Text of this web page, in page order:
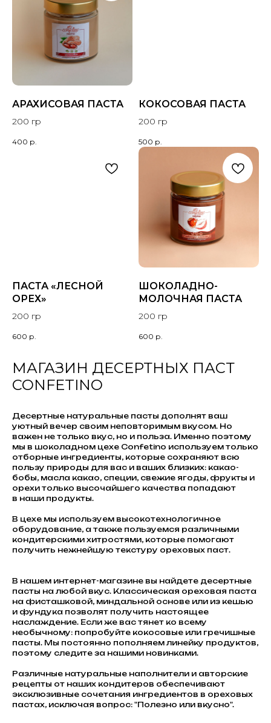
АРАХИСОВАЯ ПАСТА
200 гр
400 р.
КОКОСОВАЯ ПАСТА
200 гр
500 р.
ПАСТА «ЛЕСНОЙ
ОРЕХ»
200 гр
600 р.
ШОКОЛАДНО-
МОЛОЧНАЯ ПАСТА
200 гр
600 р.
МАГАЗИН ДЕСЕРТНЫХ ПАСТ
CONFETINO
Десертные натуральные пасты дополнят ваш
уютный вечер своим неповторимым вкусом. Но
важен не только вкус, но и польза. Именно поэтому
мы в шоколадном цехе Сonfetino используем только
отборные ингредиенты, которые сохраняют всю
пользу природы для вас и ваших близких: какао-
бобы, масла какао, специи, свежие ягоды, фрукты и
орехи только высочайшего качества попадают
в наши продукты.
В цехе мы используем высокотехнологичное
оборудование, а также пользуемся различными
кондитерскими хитростями, которые помогают
получить нежнейшую текстуру ореховых паст.
В нашем интернет-магазине вы найдете десертные
пасты на любой вкус. Классическая ореховая паста
на фисташковой, миндальной основе или из кешью
и фундука позволят получить настоящее
наслаждение. Если же вас тянет ко всему
необычному: попробуйте кокосовые или гречишные
пасты. Мы постоянно пополняем линейку продуктов,
поэтому следите за нашими новинками.
Различные натуральные наполнители и авторские
рецепты от наших кондитеров обеспечивают
эксклюзивные сочетания ингредиентов в ореховых
пастах, исключая вопрос: "Полезно или вкусно".